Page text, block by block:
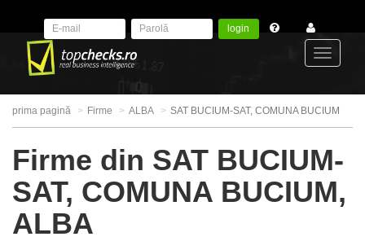
login
prima pagină Firme ALBA SAT BUCIUM-SAT, COMUNA BUCIUM
Firme din SAT BUCIUM-
SAT, COMUNA BUCIUM,
ALBA